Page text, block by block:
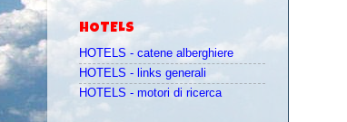
HOTELS
HOTELS - catene alberghiere
HOTELS - links generali
HOTELS - motori di ricerca